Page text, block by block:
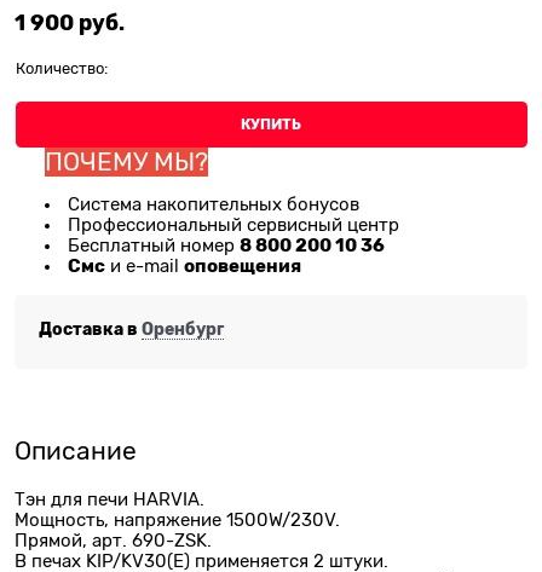
1 900 руб.
Количество:
КУПИТЬ
ПОЧЕМУ МЫ?
Система накопительных бонусов
Профессиональный сервисный центр
Бесплатный номер 8 800 200 10 36
Смс и e-mail оповещения
Доставка в Оренбург
Описание
Тэн для печи HARVIA.
Мощность, напряжение 1500W/230V.
Прямой, арт. 690-ZSK.
В печах KIP/KV30(E) применяется 2 штуки.